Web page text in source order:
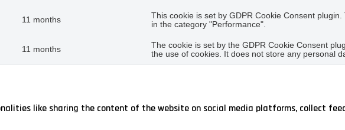
11 months
This cookie is set by GDPR Cookie Consent
in the category "Performance".
11 months
The cookie is set by the GDPR Cookie Consent
the use of cookies. It does not store any personal
like sharing the content of the website on social media platforms, collect